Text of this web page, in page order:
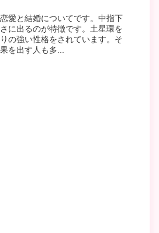
愛と結婚についてです。中指下
に出るのが特徴です。土星環を
の強い性格をされています。そ
を出す人も多...